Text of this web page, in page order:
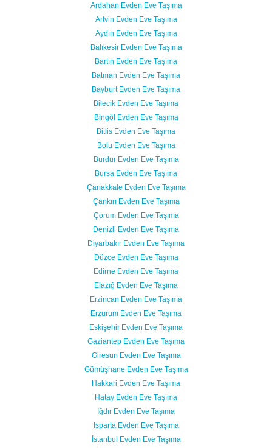
Ardahan Evden Eve Taşıma
Artvin Evden Eve Taşıma
Aydın Evden Eve Taşıma
Balıkesir Evden Eve Taşıma
Bartın Evden Eve Taşıma
Batman Evden Eve Taşıma
Bayburt Evden Eve Taşıma
Bilecik Evden Eve Taşıma
Bingöl Evden Eve Taşıma
Bitlis Evden Eve Taşıma
Bolu Evden Eve Taşıma
Burdur Evden Eve Taşıma
Bursa Evden Eve Taşıma
Çanakkale Evden Eve Taşıma
Çankırı Evden Eve Taşıma
Çorum Evden Eve Taşıma
Denizli Evden Eve Taşıma
Diyarbakır Evden Eve Taşıma
Düzce Evden Eve Taşıma
Edirne Evden Eve Taşıma
Elazığ Evden Eve Taşıma
Erzincan Evden Eve Taşıma
Erzurum Evden Eve Taşıma
Eskişehir Evden Eve Taşıma
Gaziantep Evden Eve Taşıma
Giresun Evden Eve Taşıma
Gümüşhane Evden Eve Taşıma
Hakkari Evden Eve Taşıma
Hatay Evden Eve Taşıma
Iğdır Evden Eve Taşıma
Isparta Evden Eve Taşıma
İstanbul Evden Eve Taşıma